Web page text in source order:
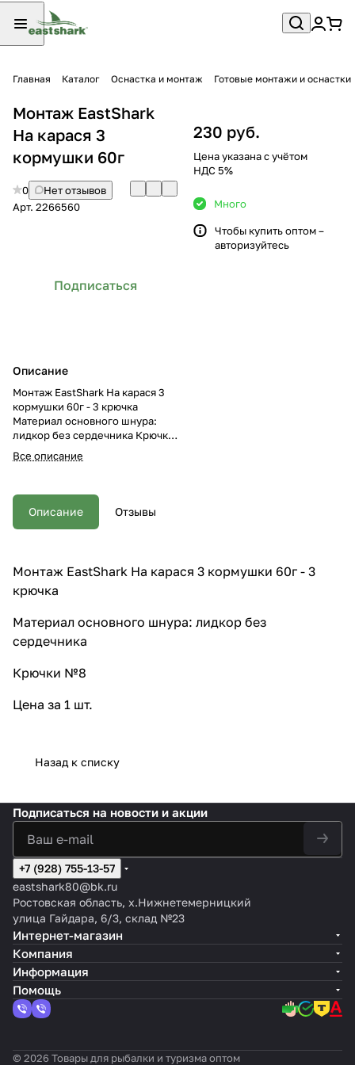
Главная Каталог Оснастка и монтаж Готовые монтажи и оснастки
Монтаж EastShark
На карася 3
кормушки 60г
0
Нет отзывов
Арт. 2266560
Подписаться
Описание
Монтаж EastShark На карася 3
кормушки 60г - 3 крючка
Материал основного шнура:
лидкор без сердечника Крючки
№8 Цена за 1 шт.
Все описание
230 руб.
Цена указана с учётом
НДС 5%
Много
Чтобы купить оптом –
авторизуйтесь
Описание Отзывы
Монтаж EastShark На карася 3 кормушки 60г - 3
крючка
Материал основного шнура: лидкор без
сердечника
Крючки №8
Цена за 1 шт.
Назад к списку
Подписаться на новости и акции
+7 (928) 755-13-57
eastshark80@bk.ru
Ростовская область, х.Нижнетемерницкий
улица Гайдара, 6/3, склад №23
Интернет-магазин
Компания
Информация
Помощь
© 2026 Товары для рыбалки и туризма оптом